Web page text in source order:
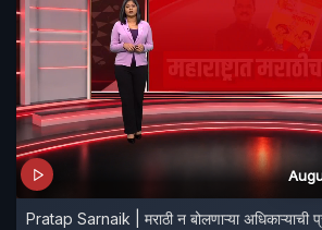
Pratap Sarnaik | मराठी न बोलणाऱ्या अधिकाऱ्याची